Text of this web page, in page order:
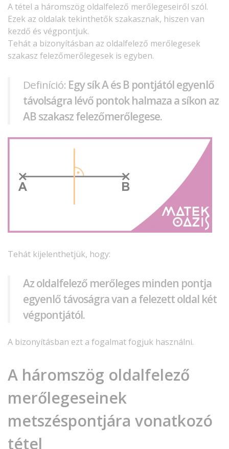
A tétel a háromszög oldalfelező merőlegeseiről szól.
Ezek az oldalak tekinthetők szakasznak, hiszen van
kezdő és végpontjuk.
Tehát a bizonyításban az oldalfelező merőlegesek
szakasz felezőmerőlegesek is egyben.
Definíció: Egy sík A és B pontjától egyenlő
távolságra lévő pontok halmaza a síkon az
AB szakasz felezőmerőlegese.
Tehát kijelenthetjük, hogy:
Az oldalfelező merőleges minden pontja
egyenlő távoságra van a felezett oldal két
végpontjától.
A bizonyításban ezt a fogalmat fogjuk használni.
A háromszög oldalfelező
merőlegeseinek
metszéspontjára vonatkozó
tétel